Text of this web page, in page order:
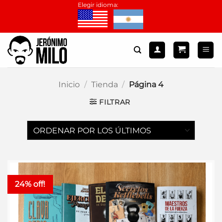
contenido
Elegir idioma:
Inicio / Tienda / Página 4
FILTRAR
24% off!